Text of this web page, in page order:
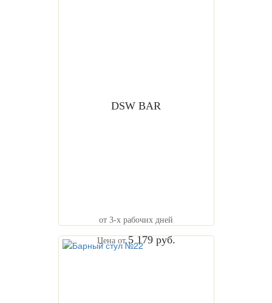
DSW BAR
от 3-х рабочих дней
Цена от5 179 руб.